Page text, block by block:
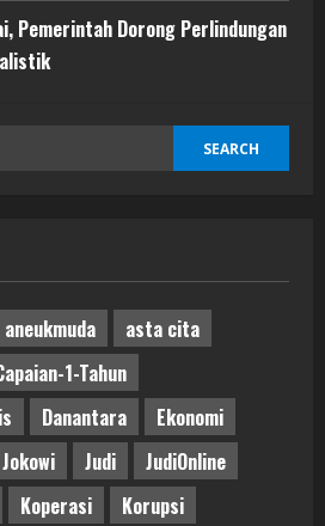
Pemerintah Dorong Perlindungan
aneukmuda
asta cita
1-Tahun
Danantara
Ekonomi
Jokowi Judi
JudiOnline
Koperasi
Korupsi